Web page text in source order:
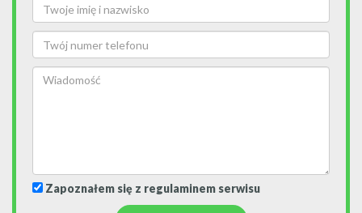
Zapoznałem się z regulaminem serwisu